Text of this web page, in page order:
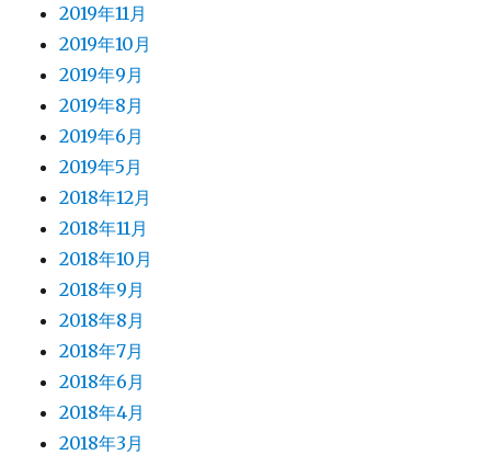
2019年11月
2019年10月
2019年9月
2019年8月
2019年6月
2019年5月
2018年12月
2018年11月
2018年10月
2018年9月
2018年8月
2018年7月
2018年6月
2018年4月
2018年3月